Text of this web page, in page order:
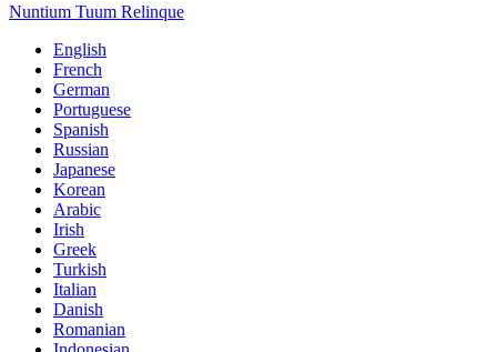
Nuntium Tuum Relinque
English
French
German
Portuguese
Spanish
Russian
Japanese
Korean
Arabic
Irish
Greek
Turkish
Italian
Danish
Romanian